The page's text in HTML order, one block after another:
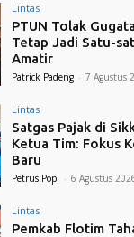
Lintas
PTUN Tolak
Tetap Jadi Satu-
Amatir
Patrick Padeng - 7 Agustus
Lintas
Satgas Pajak di
Ketua Tim: Fokus
Baru
Petrus Popi - 6 Agustus
Lintas
Pemkab Flotim